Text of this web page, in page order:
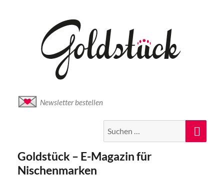
Newsletter bestellen
nach:
Goldstück – E-Magazin für
Nischenmarken